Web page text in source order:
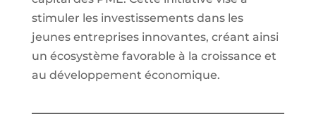
stimuler les investissements dans les
jeunes entreprises innovantes, créant ainsi
un écosystème favorable à la croissance et
au développement économique.